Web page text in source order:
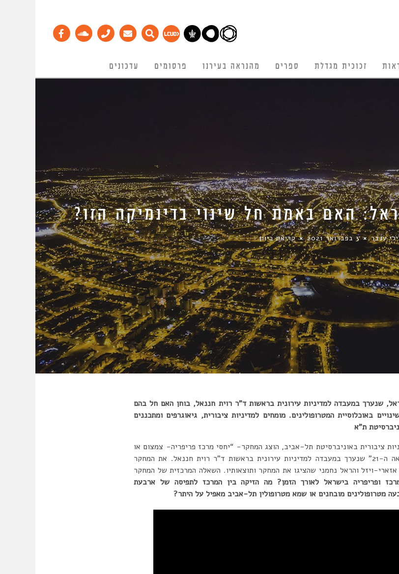
זכוכית מגדלת ספרים מהנראה בעירנו פרסומים עדכונים
האם באמת חל שינוי בדינמיקה הזו?
ענבר 3 בפברואר 2021 קריאת כיוון
שנערך במעבדה למדיניות עירונית בראשות ד”ר רוית חננאל, בוחן האם חל בהם
ה-21 דרך ניתוח השינויים באוכלוסיית המטרופולינים. מומחים למדיניות ציבורית, גיאוגרפים ומתכננים
ת”א
ציבורית באוניברסיטת תל-אביב, הוצג המחקר- “יחסי מרכז פריפריה- צמצום או
הרחבה: שינויים בדינמיקה המרחבית במאה ה-21” שנערך במעבדה למדיניות עירונית בראשות ד”ר רוית חננאל. את המחקר
ויזל והראל נחמני שהציגו את המחקר ותוצאותיו. השאלה המרכזית של המחקר
ופריפריה בישראל לאורך הזמן? מה הזיקה בין המרכז לתפיסה של ארבעת
מטרופולינים מובחנים או שמא מטרופולין תל-אביב מאפיל על היתר?